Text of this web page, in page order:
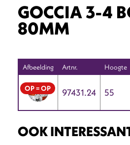
GOCCIA 3-4
80MM
Afbeelding Artnr. Hoogte
OP = OP 97431.24 55
OOK